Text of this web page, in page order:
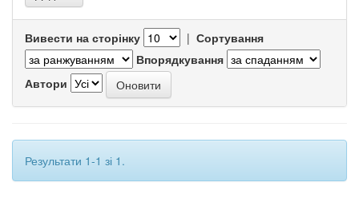
Вивести на сторінку | Сортування
Впорядкування
Автори
Результати 1-1 зі 1.